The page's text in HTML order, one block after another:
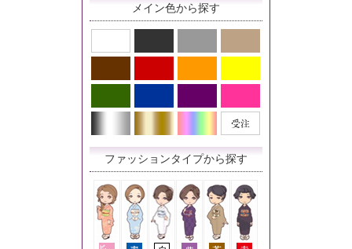
メイン色から探す
ファッションタイプから探す